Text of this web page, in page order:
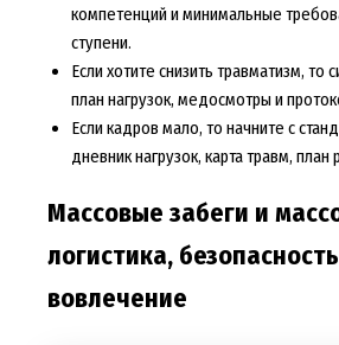
компетенций и минимальные
ступени.
Если хотите снизить травматизм, то
план нагрузок, медосмотры и
Если кадров мало, то начните с
дневник нагрузок, карта травм, план
Массовые забеги и
логистика,
вовлечение